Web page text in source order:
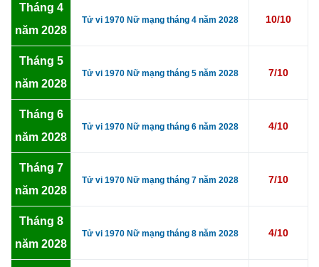
Tháng 4
năm 2028
Tử vi 1970 Nữ mạng tháng 4 năm 2028 10/10
Tháng 5
năm 2028
Tử vi 1970 Nữ mạng tháng 5 năm 2028 7/10
Tháng 6
năm 2028
Tử vi 1970 Nữ mạng tháng 6 năm 2028 4/10
Tháng 7
năm 2028
Tử vi 1970 Nữ mạng tháng 7 năm 2028 7/10
Tháng 8
năm 2028
Tử vi 1970 Nữ mạng tháng 8 năm 2028 4/10